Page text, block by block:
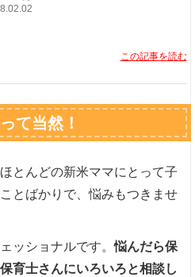
この記事を読む
て当然！
とんどの新米ママにとって子
とばかりで、悩みもつきませ
ッショナルです。悩んだら保
育士さんにいろいろと相談し